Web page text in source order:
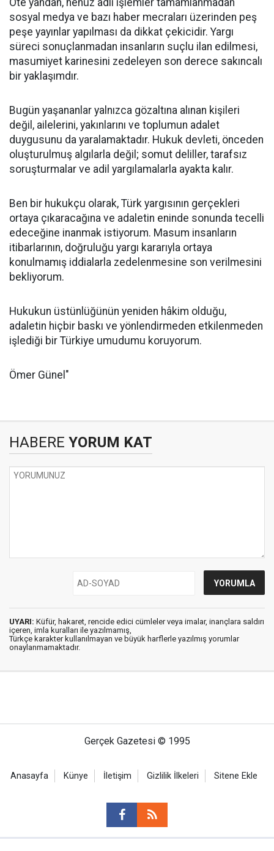
Öte yandan, henüz adli işlemler tamamlanmadan
sosyal medya ve bazı haber mecraları üzerinden peş
peşe yayınlar yapılması da dikkat çekicidir. Yargı
süreci sonuçlanmadan insanların suçlu ilan edilmesi,
masumiyet karinesini zedeleyen son derece sakıncalı
bir yaklaşımdır.
Bugün yaşananlar yalnızca gözaltına alınan kişileri
değil, ailelerini, yakınlarını ve toplumun adalet
duygusunu da yaralamaktadır. Hukuk devleti, önceden
oluşturulmuş algılarla değil; somut deliller, tarafsız
soruşturmalar ve adil yargılamalarla ayakta kalır.
Ben bir hukukçu olarak, Türk yargısının gerçekleri
ortaya çıkaracağına ve adaletin eninde sonunda tecelli
edeceğine inanmak istiyorum. Masum insanların
itibarlarının, doğruluğu yargı kararıyla ortaya
konulmamış iddialarla zedelenmesine son verilmesini
bekliyorum.
Hukukun üstünlüğünün yeniden hâkim olduğu,
adaletin hiçbir baskı ve yönlendirmeden etkilenmeden
işlediği bir Türkiye umudumu koruyorum.
Ömer Günel"
HABERE YORUM KAT
UYARI: Küfür, hakaret, rencide edici cümleler veya imalar, inançlara saldırı
içeren, imla kuralları ile yazılmamış,
Türkçe karakter kullanılmayan ve büyük harflerle yazılmış yorumlar
onaylanmamaktadır.
Gerçek Gazetesi © 1995
Anasayfa Künye İletişim Gizlilik İlkeleri Sitene Ekle